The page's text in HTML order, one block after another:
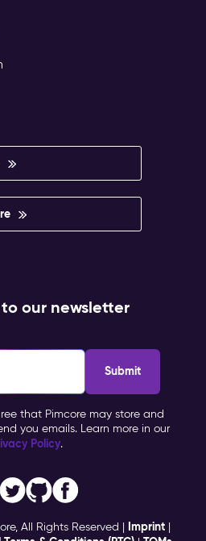
our newsletter
that Pimcore may store and
you emails. Learn more in our
Policy.
All Rights Reserved | Imprint|